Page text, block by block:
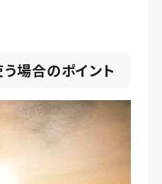
場合のポイント